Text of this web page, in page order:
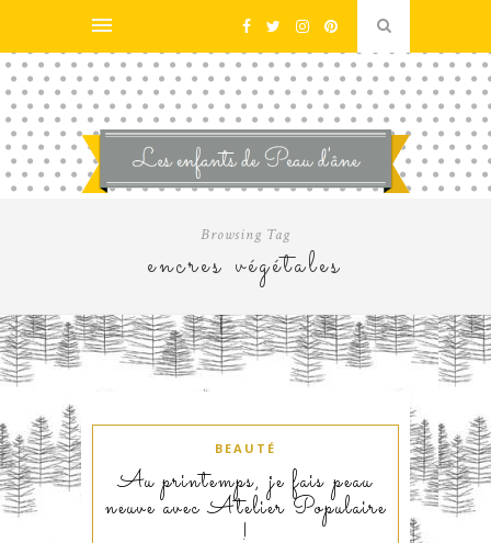
Browsing Tag
encres végétales
BEAUTÉ
Au printemps, je fais peau
neuve avec Atelier Populaire
!